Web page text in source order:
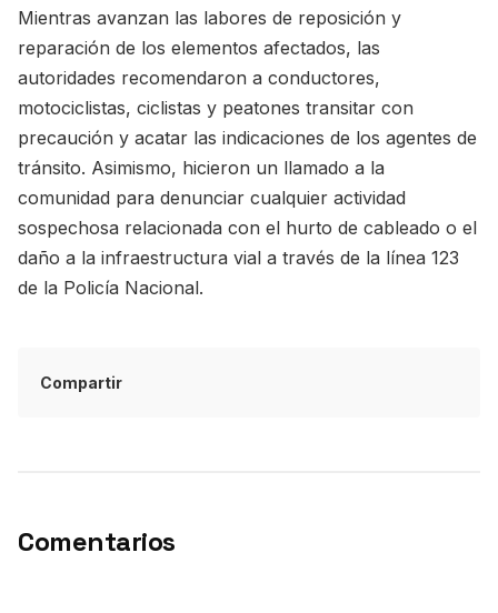
Mientras avanzan las labores de reposición y
reparación de los elementos afectados, las
autoridades recomendaron a conductores,
motociclistas, ciclistas y peatones transitar con
precaución y acatar las indicaciones de los agentes de
tránsito. Asimismo, hicieron un llamado a la
comunidad para denunciar cualquier actividad
sospechosa relacionada con el hurto de cableado o el
daño a la infraestructura vial a través de la línea 123
de la Policía Nacional.
Compartir
Comentarios